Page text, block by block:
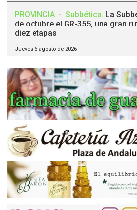
PROVINCIA - Subbética. La
de octubre el GR-355, una gran
diez etapas
Jueves 6 agosto de 2026